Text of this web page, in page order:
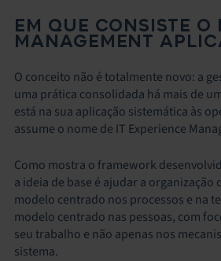
EM QUE CONSISTE O
MANAGEMENT
O conceito não é totalmente novo: a
uma prática consolidada há mais de
está na sua aplicação sistemática às
assume o nome de IT Experience
Como mostra o framework
a ideia de base é ajudar a organização
modelo centrado nos processos e na
modelo centrado nas pessoas, com
seu trabalho e não apenas nos
sistema.